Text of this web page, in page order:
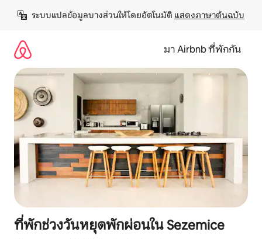
เนื้อหา
ระบบแปลข้อมูลบางส่วนให้โดยอัตโนมัติ แสดงภาษาต้นฉบับ
มา Airbnb ที่พักกัน
ที่พักช่วงวันหยุดพักผ่อนใน Sezemice